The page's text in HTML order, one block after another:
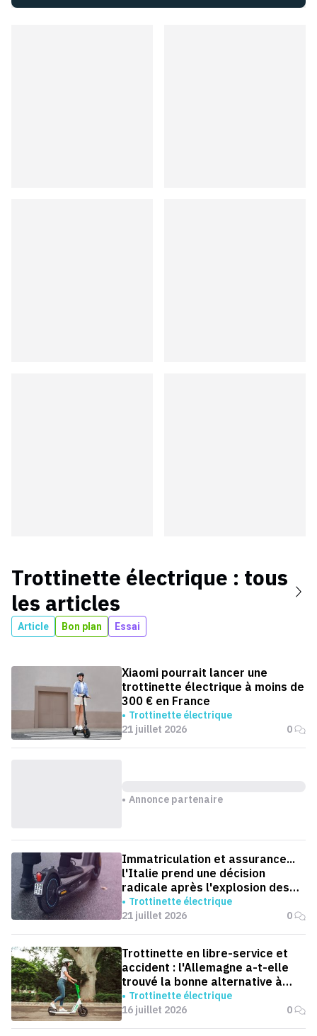
Trottinette électrique : tous
les articles
Article Bon plan Essai
Xiaomi pourrait lancer une
trottinette électrique à moins de
300 € en France
Trottinette électrique
21 juillet 2026
0
Annonce partenaire
Immatriculation et assurance...
l'Italie prend une décision
radicale après l'explosion des
accidents de trottinettes
Trottinette électrique
21 juillet 2026
0
Trottinette en libre-service et
accident : l'Allemagne a-t-elle
trouvé la bonne alternative à
l'interdiction ?
Trottinette électrique
16 juillet 2026
0